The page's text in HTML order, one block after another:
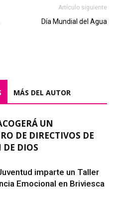
Artículo siguiente
Día Mundial del Agua
MÁS DEL AUTOR
UN
DE DIRECTIVOS DE
DE DIOS
imparte un Taller
Emocional en Briviesca